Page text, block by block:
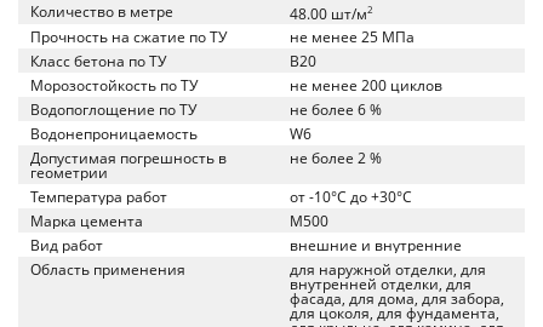
Количество в метре
48.00 шт/м2
Прочность на сжатие по ТУ
не менее 25 МПа
Класс бетона по ТУ
B20
Морозостойкость по ТУ
не менее 200 циклов
Водопоглощение по ТУ
не более 6 %
Водонепроницаемость
W6
Допустимая погрешность в
геометрии
не более 2 %
Температура работ
от -10°C до +30°C
Марка цемента
M500
Вид работ
внешние и внутренние
Область применения
для наружной отделки, для
внутренней отделки, для
фасада, для дома, для забора,
для цоколя, для фундамента,